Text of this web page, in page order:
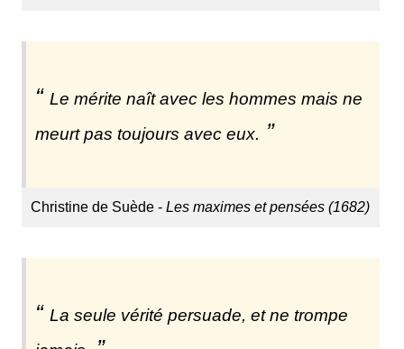
Le mérite naît avec les hommes mais ne
meurt pas toujours avec eux.
Christine de Suède -Les maximes et pensées (1682)
La seule vérité persuade, et ne trompe